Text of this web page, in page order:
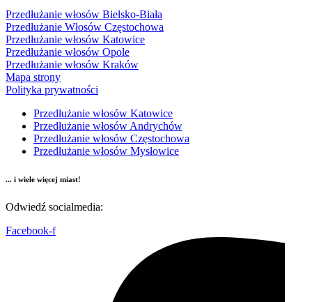
Przedłużanie włosów Bielsko-Biała
Przedłużanie Włosów Częstochowa
Przedłużanie włosów Katowice
Przedłużanie włosów Opole
Przedłużanie włosów Kraków
Mapa strony
Polityka prywatności
Przedłużanie włosów Katowice
Przedłużanie włosów Andrychów
Przedłużanie włosów Częstochowa
Przedłużanie włosów Mysłowice
... i wiele więcej miast!
Odwiedź socialmedia:
Facebook-f